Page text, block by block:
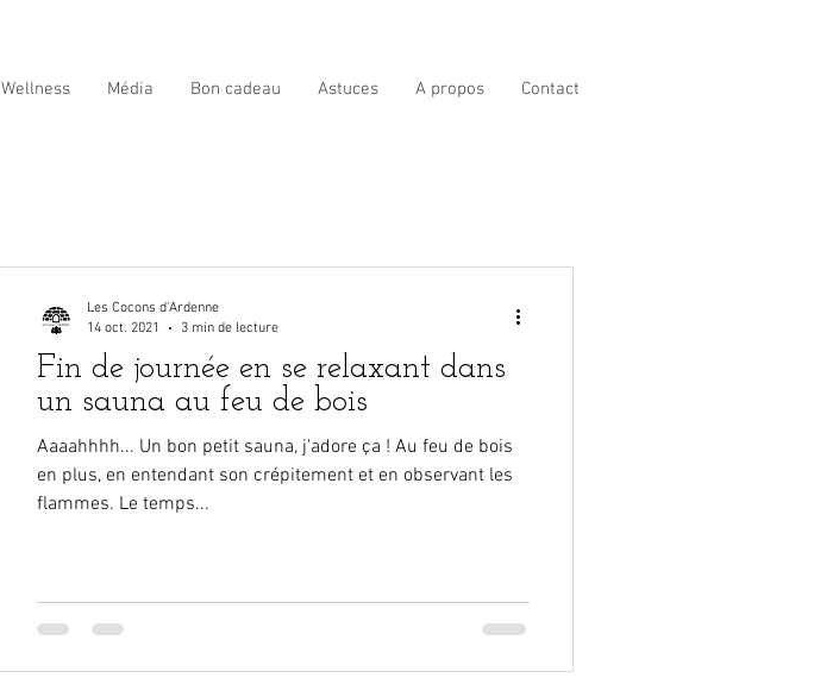
Wellness Média Bon cadeau Astuces A propos Contact
Fin de journée en se relaxant dans
un sauna au feu de bois
Aaaahhhh... Un bon petit sauna, j'adore ça ! Au feu de bois
en plus, en entendant son crépitement et en observant les
flammes. Le temps...
Les Cocons d'Ardenne
14 oct. 2021
3 min de lecture